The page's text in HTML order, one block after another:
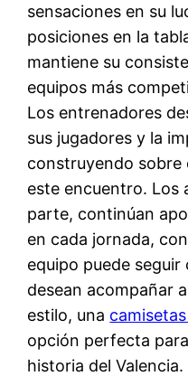
sensaciones en su
posiciones en la
mantiene su
equipos más
Los entrenadores
sus jugadores y la
construyendo sobre
este encuentro. Los
parte, continúan
en cada jornada,
equipo puede seguir
desean acompañar
estilo, una
opción perfecta
historia del